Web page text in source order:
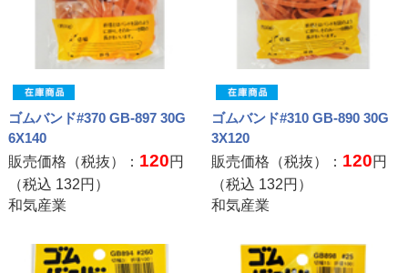
ゴムバンド#370 GB-897 30G
6X140
販売価格（税抜）： 120円
（税込 132円）
和気産業
ゴムバンド#310 GB-890 30G
3X120
販売価格（税抜）： 120円
（税込 132円）
和気産業